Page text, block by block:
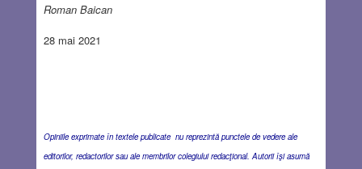
Roman Baican
28 mai 2021
Opiniile exprimate în textele publicate nu reprezintă punctele de vedere ale
editorilor, redactorilor sau ale membrilor colegiului redacţional. Autorii îşi asumă